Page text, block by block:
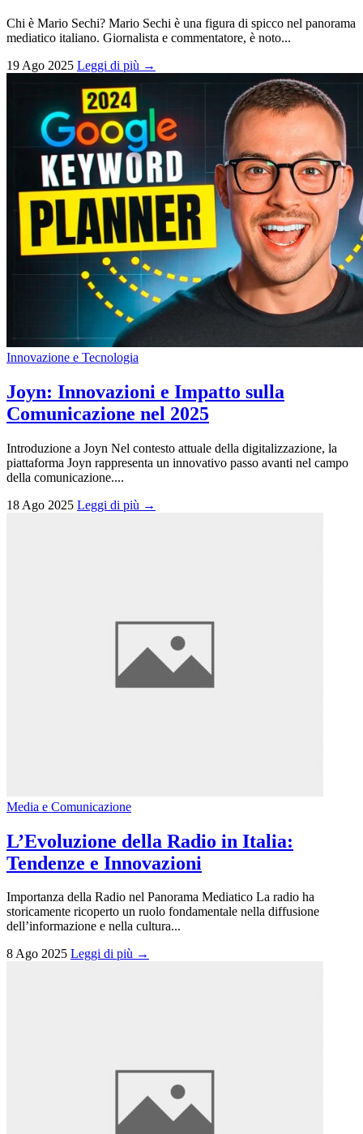
Chi è Mario Sechi? Mario Sechi è una figura di spicco nel panorama
mediatico italiano. Giornalista e commentatore, è noto...
19 Ago 2025 Leggi di più →
Innovazione e Tecnologia
Joyn: Innovazioni e Impatto sulla
Comunicazione nel 2025
Introduzione a Joyn Nel contesto attuale della digitalizzazione, la
piattaforma Joyn rappresenta un innovativo passo avanti nel campo
della comunicazione....
18 Ago 2025 Leggi di più →
Media e Comunicazione
L’Evoluzione della Radio in Italia:
Tendenze e Innovazioni
Importanza della Radio nel Panorama Mediatico La radio ha
storicamente ricoperto un ruolo fondamentale nella diffusione
dell’informazione e nella cultura...
8 Ago 2025 Leggi di più →